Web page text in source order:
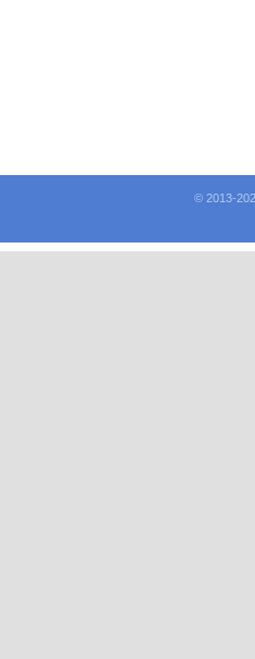
© 2013-